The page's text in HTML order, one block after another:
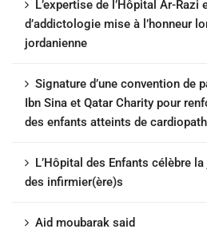
L’expertise de l’Hôpital Ar-Razi
d’addictologie mise à l’honneur
jordanienne
Signature d’une convention de
Ibn Sina et Qatar Charity pour
des enfants atteints de
L’Hôpital des Enfants célèbre
des infirmier(ère)s
Aid moubarak said